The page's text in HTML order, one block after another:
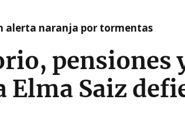
alerta naranja por tormentas
pensiones
Saiz